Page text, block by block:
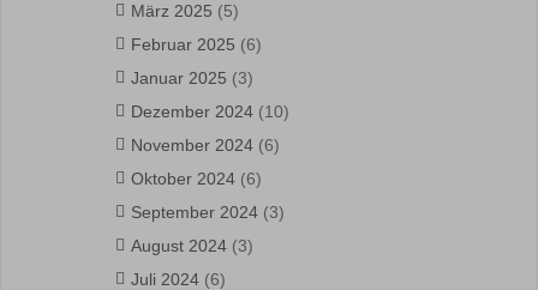
März 2025 (5)
Februar 2025 (6)
Januar 2025 (3)
Dezember 2024 (10)
November 2024 (6)
Oktober 2024 (6)
September 2024 (3)
August 2024 (3)
Juli 2024 (6)